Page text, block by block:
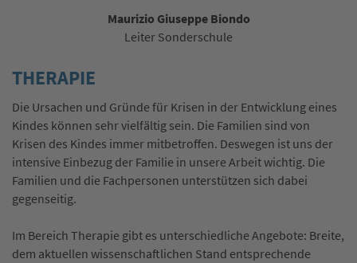
Maurizio Giuseppe Biondo
Leiter Sonderschule
THERAPIE
Die Ursachen und Gründe für Krisen in der Entwicklung eines
Kindes können sehr vielfältig sein. Die Familien sind von
Krisen des Kindes immer mitbetroffen. Deswegen ist uns der
intensive Einbezug der Familie in unsere Arbeit wichtig. Die
Familien und die Fachpersonen unterstützen sich dabei
gegenseitig.
Im Bereich Therapie gibt es unterschiedliche Angebote: Breite,
dem aktuellen wissenschaftlichen Stand entsprechende